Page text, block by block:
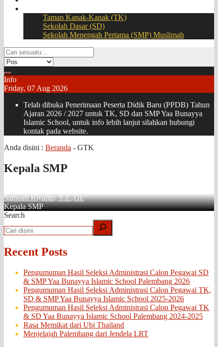
Taman Kanak-Kanak (TK)
Sekolah Dasar (SD)
Sekolah Menengah Pertama (SMP) Muslimah
Info
Friday, 07 Aug 2026
Telah dibuka Penerimaan Peserta Didik Baru (PPDB) Tahun
Ajaran 2026 / 2027 untuk TK, SD dan SMP Yaa Bunayya
Islamic School, untuk info lebih lanjut silahkan hubungi
kontak pada website.
Anda disini : Beranda - GTK
Kepala SMP
Samsuri Riyanto, S.E.,Gr.
Kepala SMP
Search
Recent Posts
Pengumuman Hasil Seleksi Administrasi Calon Pegawai SD
& SMP Yaa Bunayya Islamic School Palembang 2026
Pengumuman Hasil Seleksi Administrasi Calon Pegawai TK,
SD & SMP Yaa Bunayya Islamic School 2025-2026
Pengumuman Hasil Seleksi Administrasi Calon Pegawai TK
& SD Yaa Bunayya Islamic School Palembang 2024-2025
Rasa Memikat dari Ubi Thailand
Menjelajah Palembang dari Jendela LRT